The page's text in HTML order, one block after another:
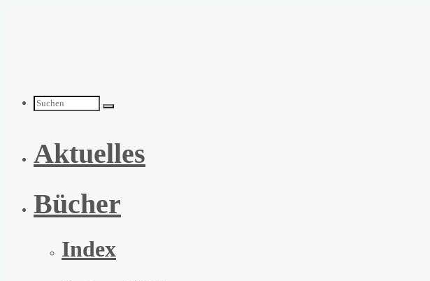
Suchen
nach:
Aktuelles
Bücher
Index